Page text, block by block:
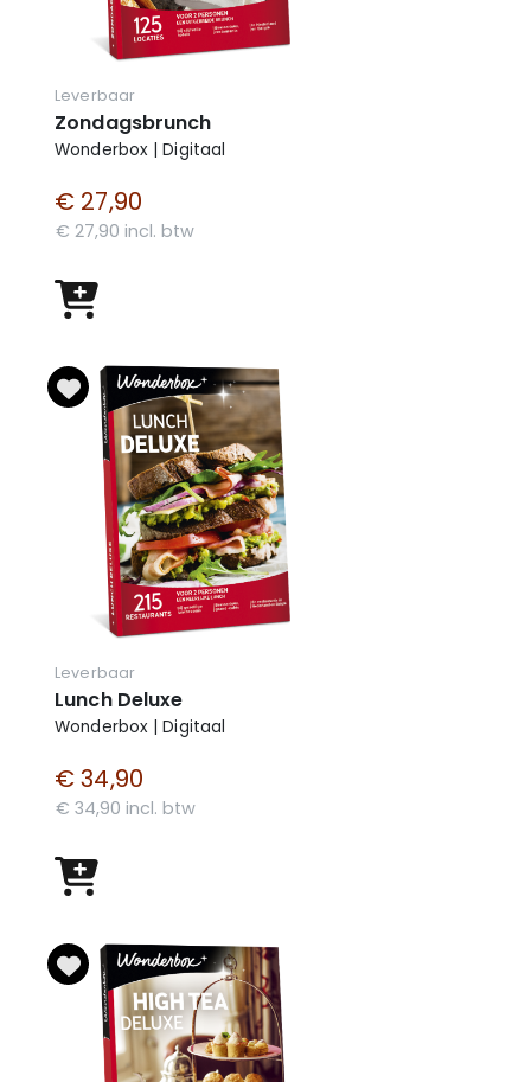
Leverbaar
Zondagsbrunch
Wonderbox | Digitaal
€ 27,90
€ 27,90 incl. btw
Leverbaar
Lunch Deluxe
Wonderbox | Digitaal
€ 34,90
€ 34,90 incl. btw